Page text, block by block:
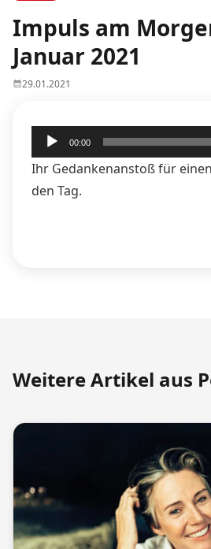
Impuls am
Januar 2021
29.01.2021
Audio-
Player
00:00
Ihr Gedankenanstoß für
den Tag.
Weitere Artikel aus